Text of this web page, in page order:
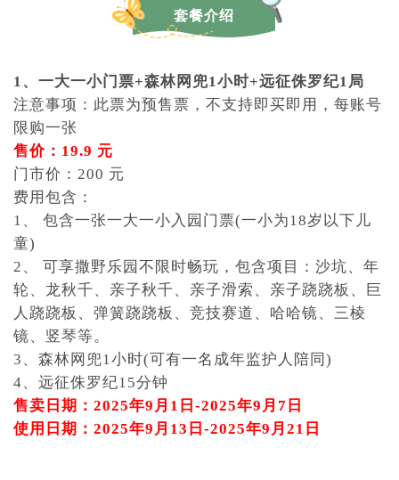
套餐介绍
1、一大一小门票+森林网兜1小时+远征侏罗纪1局
注意事项：此票为预售票，不支持即买即用，每账号
限购一张
售价：19.9 元
门市价：200 元
费用包含：
1、 包含一张一大一小入园门票(一小为18岁以下儿
童)
2、 可享撒野乐园不限时畅玩，包含项目：沙坑、年
轮、龙秋千、亲子秋千、亲子滑索、亲子跷跷板、巨
人跷跷板、弹簧跷跷板、竞技赛道、哈哈镜、三棱
镜、竖琴等。
3、森林网兜1小时(可有一名成年监护人陪同)
4、远征侏罗纪15分钟
售卖日期：2025年9月1日-2025年9月7日
使用日期：2025年9月13日-2025年9月21日